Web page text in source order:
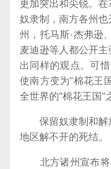
更加突出和尖锐。
奴隶制，南方各州
州，托马斯·杰弗逊
麦迪逊等人都公开
出同样的观点。可
使南方变为"棉花王
全世界的"棉花王国"
保留奴隶制和解
地区解不开的死结。
北方诸州宣布将